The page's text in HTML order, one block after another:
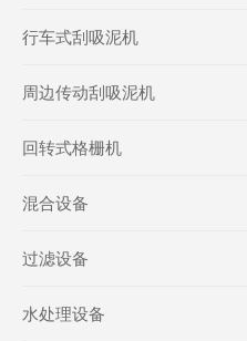
行车式刮吸泥机
周边传动刮吸泥机
回转式格栅机
混合设备
过滤设备
水处理设备